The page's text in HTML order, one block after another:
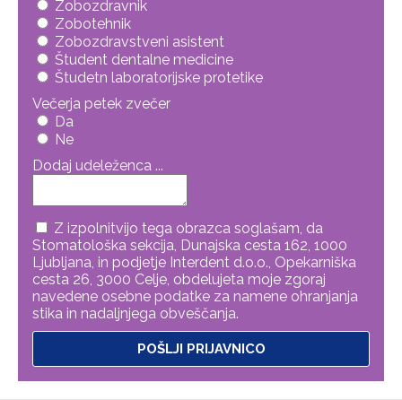
Zobozdravnik
Zobotehnik
Zobozdravstveni asistent
Študent dentalne medicine
Študetn laboratorijske protetike
Večerja petek zvečer
Da
Ne
Dodaj udeleženca ...
Z izpolnitvijo tega obrazca soglašam, da
Stomatološka sekcija, Dunajska cesta 162, 1000
Ljubljana, in podjetje Interdent d.o.o., Opekarniška
cesta 26, 3000 Celje, obdelujeta moje zgoraj
navedene osebne podatke za namene ohranjanja
stika in nadaljnjega obveščanja.
POŠLJI PRIJAVNICO